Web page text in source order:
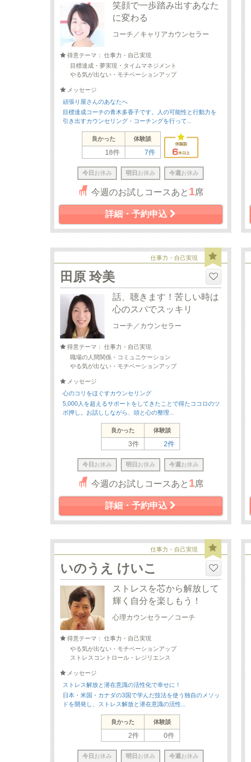
笑顔で一歩踏み出すあなた
に変わる
コーチ／キャリアカウンセラー
得意テーマ： 仕事力・自己実現
目標達成・夢実現・タイムマネジメント
やる気が出ない・モチベーションアップ
メッセージ
頑張り屋さんのあなたへ
目標達成コーチの青木多香子です。人の可能性と行動力を
引き出すカウンセリング・コーチングを行って...
良かった 体験談
18件 7件
今日 お休み 明日 お休み 今週 お休み
今週のお試しコースあと 1席
詳細・予約申込
仕事力・自己実現
田原 玲美
話、聴きます！苦しい時は
心のスパでスッキリ
コーチ／カウンセラー
得意テーマ： 仕事力・自己実現
職場の人間関係・コミュニケーション
やる気が出ない・モチベーションアップ
メッセージ
心のコリをほぐすカウンセリング
5,000人を超えるサポートをしてきたことで得たココロのツ
ボ押し。お話ししながら、頭と心の整理...
良かった 体験談
3件 2件
今日 お休み 明日 お休み 今週 お休み
今週のお試しコースあと 1席
詳細・予約申込
仕事力・自己実現
いのうえ けいこ
ストレスを芯から解放して
輝く自分を楽しもう！
心理カウンセラー／コーチ
得意テーマ： 仕事力・自己実現
やる気が出ない・モチベーションアップ
ストレスコントロール・レジリエンス
メッセージ
ストレス解放と潜在意識の活性化で幸せに！
日本・米国・カナダの3国で学んだ技法を使う独自のメソッ
ドを開発し、ストレス解放と潜在意識の活性...
良かった 体験談
2件 0件
今日 お休み 明日 お休み 今週 お休み